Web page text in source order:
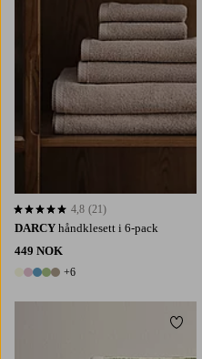
DARCY håndklesett i 6-pack
449 NOK
11 farger
+6
4,8 basert på 21 karaktergivninger
4,8 (21)